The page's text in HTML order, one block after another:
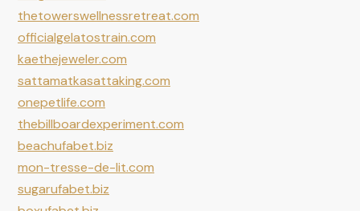
thetowerswellnessretreat.com
officialgelatostrain.com
kaethejeweler.com
sattamatkasattaking.com
onepetlife.com
thebillboardexperiment.com
beachufabet.biz
mon-tresse-de-lit.com
sugarufabet.biz